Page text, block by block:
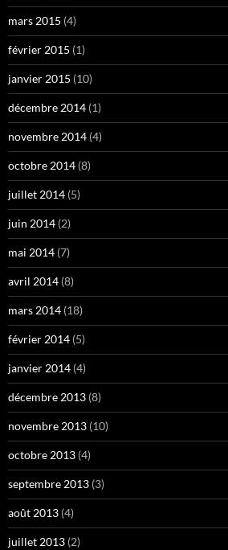
mars 2015 (4)
février 2015 (1)
janvier 2015 (10)
décembre 2014 (1)
novembre 2014 (4)
octobre 2014 (8)
juillet 2014 (5)
juin 2014 (2)
mai 2014 (7)
avril 2014 (8)
mars 2014 (18)
février 2014 (5)
janvier 2014 (4)
décembre 2013 (8)
novembre 2013 (10)
octobre 2013 (4)
septembre 2013 (3)
août 2013 (4)
juillet 2013 (2)